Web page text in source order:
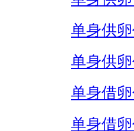
单身供
单身供
单身借
单身借